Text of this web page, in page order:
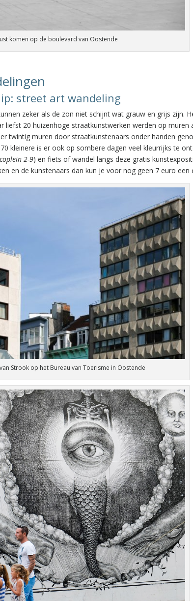
komen op de boulevard van Oostende
street art wandeling
zeker als de zon niet schijnt wat grauw en grijs zijn.
liefst 20 huizenhoge straatkunstwerken werden op muren
twintig muren door straatkunstenaars onder handen
kleinere is er ook op sombere dagen veel kleurrijks te
2-9) en fiets of wandel langs deze gratis
en de kunstenaars dan kun je voor nog geen 7 euro een
Strook op het Bureau van Toerisme in Oostende